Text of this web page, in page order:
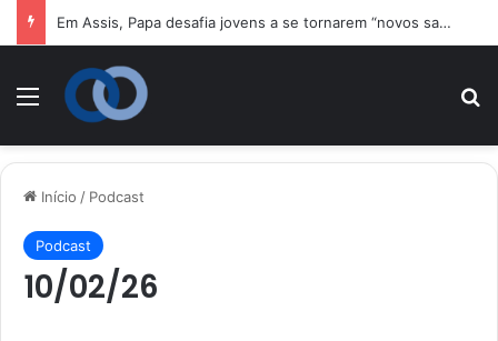
Em Assis, Papa desafia jovens a se tornarem “novos santos” e construtores da fraternidade
Menu
Início / Podcast
Podcast
10/02/26